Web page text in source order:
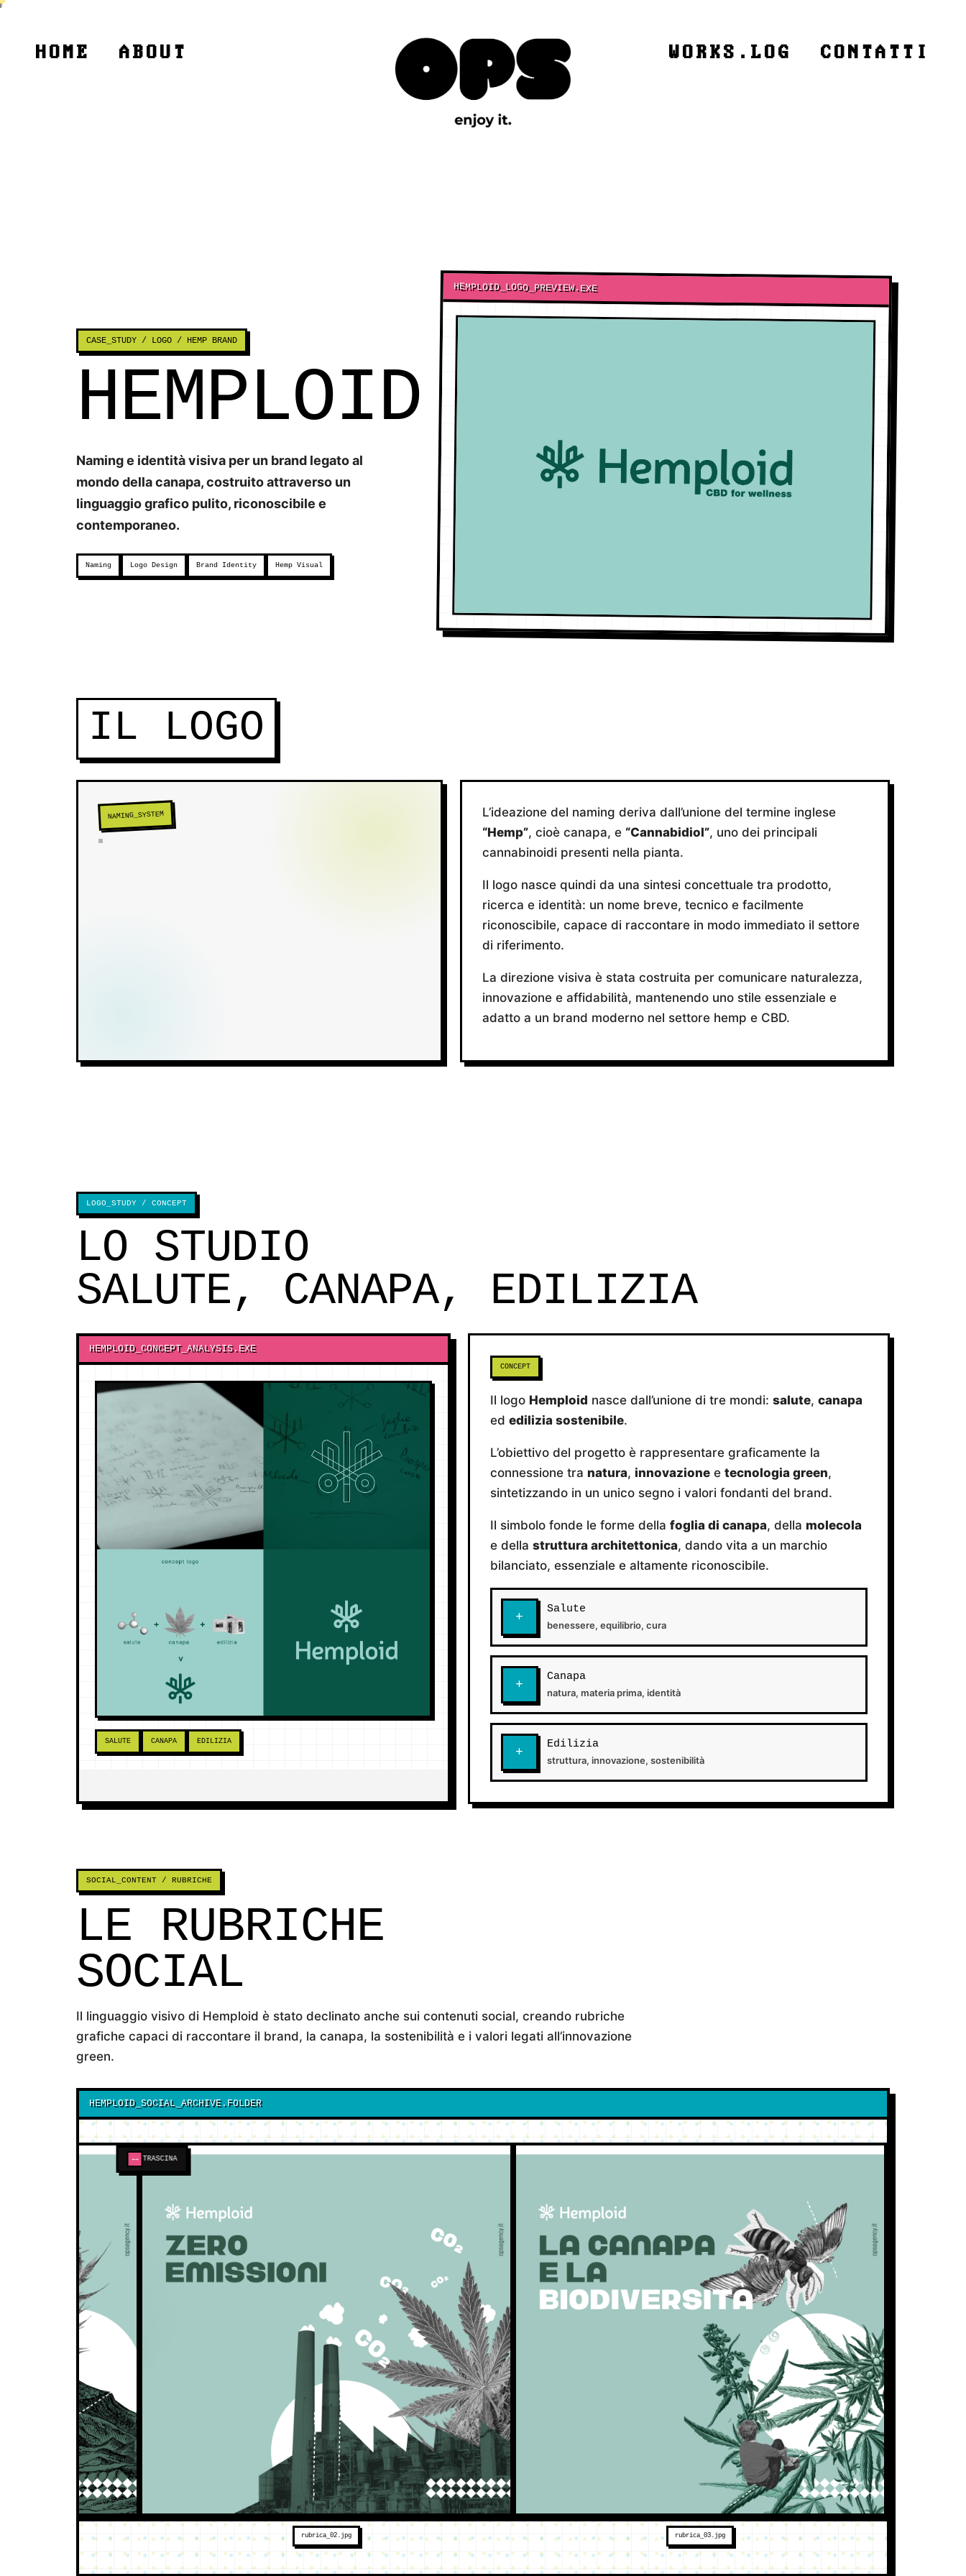
HOME ABOUT WORKS.LOG CONTATTI
CASE_STUDY / LOGO / HEMP BRAND
HEMPLOID
Naming e identità visiva per un brand legato al
mondo della canapa, costruito attraverso un
linguaggio grafico pulito, riconoscibile e
contemporaneo.
Naming Logo Design Brand Identity Hemp Visual
HEMPLOID_LOGO_PREVIEW.EXE
IL LOGO
NAMING_SYSTEM
HEMP_IDENTITY.SYSTEM
L’ideazione del naming deriva dall’unione del termine inglese
“Hemp”, cioè canapa, e “Cannabidiol”, uno dei principali
cannabinoidi presenti nella pianta.
Il logo nasce quindi da una sintesi concettuale tra prodotto,
ricerca e identità: un nome breve, tecnico e facilmente
riconoscibile, capace di raccontare in modo immediato il settore
di riferimento.
La direzione visiva è stata costruita per comunicare naturalezza,
innovazione e affidabilità, mantenendo uno stile essenziale e
adatto a un brand moderno nel settore hemp e CBD.
LOGO_STUDY / CONCEPT
LO STUDIO
SALUTE, CANAPA, EDILIZIA
HEMPLOID_CONCEPT_ANALYSIS.EXE
SALUTE CANAPA EDILIZIA
CONCEPT
Il logo Hemploid nasce dall’unione di tre mondi: salute, canapa
ed edilizia sostenibile.
L’obiettivo del progetto è rappresentare graficamente la
connessione tra natura, innovazionee tecnologia green,
sintetizzando in un unico segno i valori fondanti del brand.
Il simbolo fonde le forme della foglia di canapa, della molecola
e della struttura architettonica, dando vita a un marchio
bilanciato, essenziale e altamente riconoscibile.
+
Salute
benessere, equilibrio, cura
+
Canapa
natura, materia prima, identità
+
Edilizia
struttura, innovazione, sostenibilità
SOCIAL_CONTENT / RUBRICHE
LE RUBRICHE
SOCIAL
Il linguaggio visivo di Hemploid è stato declinato anche sui contenuti social, creando rubriche
grafiche capaci di raccontare il brand, la canapa, la sostenibilità e i valori legati all’innovazione
green.
HEMPLOID_SOCIAL_ARCHIVE.FOLDER
↔ TRASCINA
rubrica_02.jpg rubrica_03.jpg